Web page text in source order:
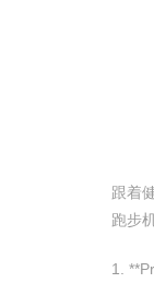
跟着
跑步
1.